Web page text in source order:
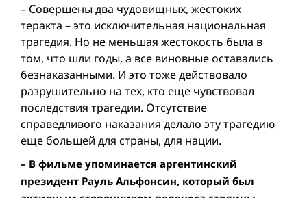
– Совершены два чудовищных, жестоких
теракта – это исключительная национальная
трагедия. Но не меньшая жестокость была в
том, что шли годы, а все виновныe оставались
безнаказанными. И это тоже действовало
разрушительно на тех, кто еще чувствовал
последствия трагедии. Отсутствие
справедливого наказания делало эту трагедию
еще большей для страны, для нации.
– В фильме упоминается аргентинский
президент Рауль Альфонсин, который был